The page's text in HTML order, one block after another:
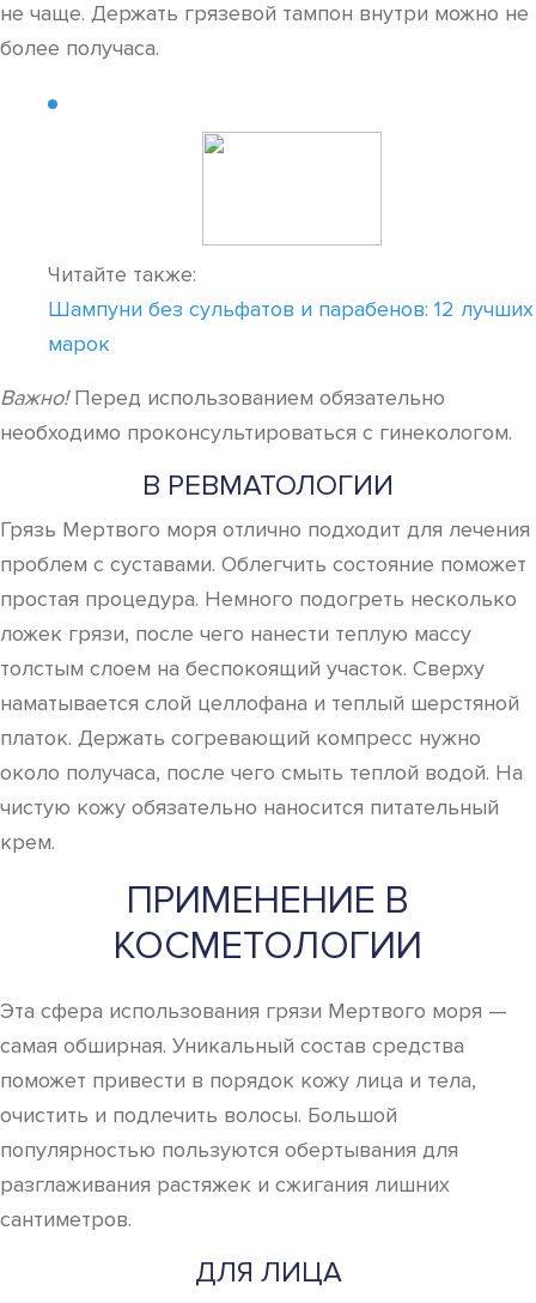
не чаще. Держать грязевой тампон внутри можно не
более получаса.
Читайте также:
Шампуни без сульфатов и парабенов: 12 лучших
марок
Важно!Перед использованием обязательно
необходимо проконсультироваться с гинекологом.
В РЕВМАТОЛОГИИ
Грязь Мертвого моря отлично подходит для лечения
проблем с суставами. Облегчить состояние поможет
простая процедура. Немного подогреть несколько
ложек грязи, после чего нанести теплую массу
толстым слоем на беспокоящий участок. Сверху
наматывается слой целлофана и теплый шерстяной
платок. Держать согревающий компресс нужно
около получаса, после чего смыть теплой водой. На
чистую кожу обязательно наносится питательный
крем.
ПРИМЕНЕНИЕ В
КОСМЕТОЛОГИИ
Эта сфера использования грязи Мертвого моря —
самая обширная. Уникальный состав средства
поможет привести в порядок кожу лица и тела,
очистить и подлечить волосы. Большой
популярностью пользуются обертывания для
разглаживания растяжек и сжигания лишних
сантиметров.
ДЛЯ ЛИЦА